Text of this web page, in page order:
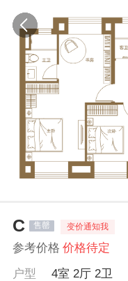
C 售罄 变价通知我
参考价格 价格待定
户型
4室 2厅 2卫